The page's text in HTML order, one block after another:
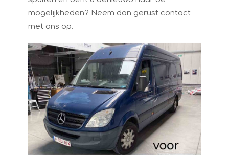
mogelijkheden? Neem dan gerust contact
met ons op.